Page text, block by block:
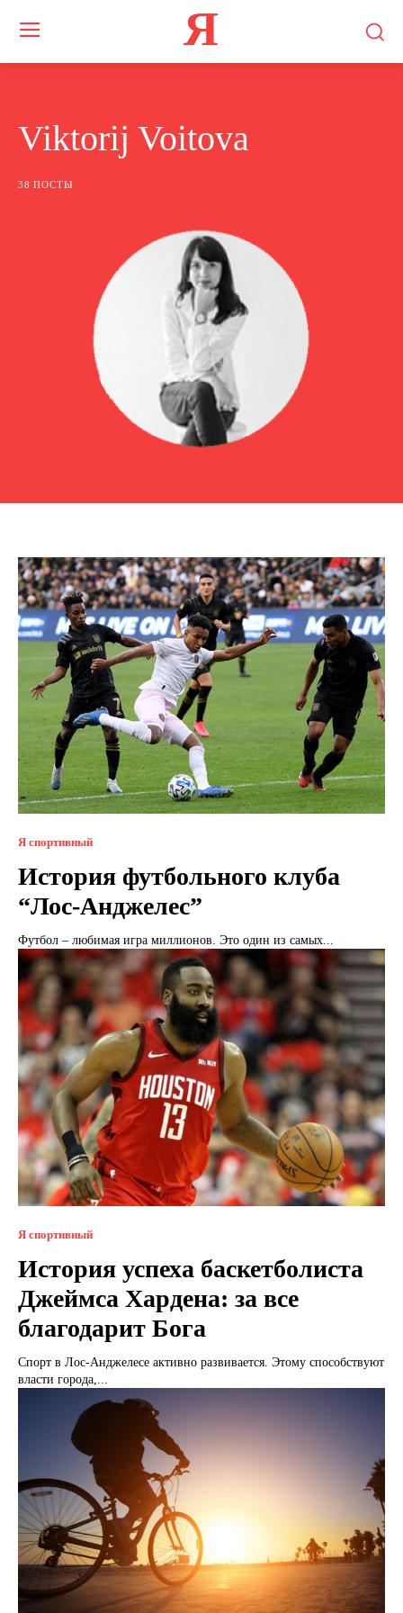
Я
Viktorij Voitova
38 ПОСТЫ
Я спортивный
История футбольного клуба
“Лос-Анджелес”
Футбол – любимая игра миллионов. Это один из самых...
Я спортивный
История успеха баскетболиста
Джеймса Хардена: за все
благодарит Бога
Спорт в Лос-Анджелесе активно развивается. Этому способствуют
власти города,...